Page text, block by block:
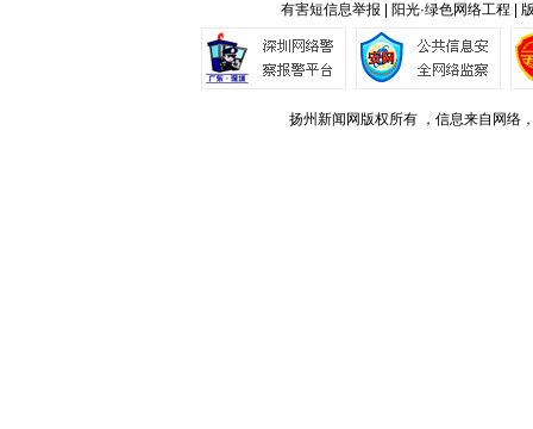
有害短信息举报 | 阳光·绿色网络工程 |
扬州新闻网版权所有 ，信息来自网络